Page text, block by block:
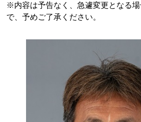
※内容は予告なく、急遽変更となる
で、予めご了承ください。